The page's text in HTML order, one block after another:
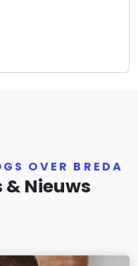
OVER BREDA
Nieuws